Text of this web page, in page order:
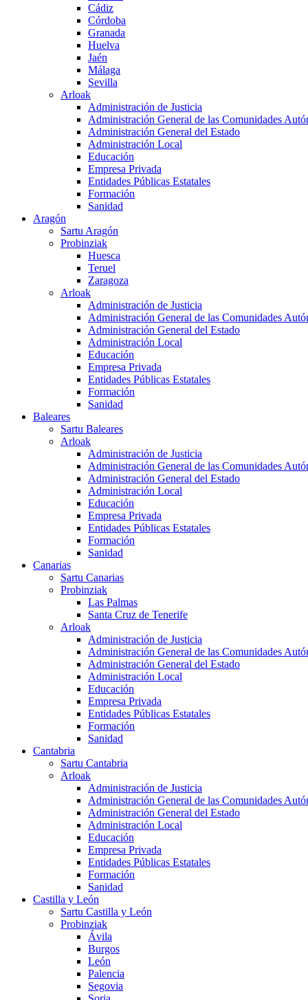
Cádiz
Córdoba
Granada
Huelva
Jaén
Málaga
Sevilla
Arloak
Administración de Justicia
Administración General de las Comunidades
Administración General del Estado
Administración Local
Educación
Empresa Privada
Entidades Públicas Estatales
Formación
Sanidad
Aragón
Sartu Aragón
Probinziak
Huesca
Teruel
Zaragoza
Arloak
Administración de Justicia
Administración General de las Comunidades
Administración General del Estado
Administración Local
Educación
Empresa Privada
Entidades Públicas Estatales
Formación
Sanidad
Baleares
Sartu Baleares
Arloak
Administración de Justicia
Administración General de las Comunidades
Administración General del Estado
Administración Local
Educación
Empresa Privada
Entidades Públicas Estatales
Formación
Sanidad
Canarias
Sartu Canarias
Probinziak
Las Palmas
Santa Cruz de Tenerife
Arloak
Administración de Justicia
Administración General de las Comunidades
Administración General del Estado
Administración Local
Educación
Empresa Privada
Entidades Públicas Estatales
Formación
Sanidad
Cantabria
Sartu Cantabria
Arloak
Administración de Justicia
Administración General de las Comunidades
Administración General del Estado
Administración Local
Educación
Empresa Privada
Entidades Públicas Estatales
Formación
Sanidad
Castilla y León
Sartu Castilla y León
Probinziak
Ávila
Burgos
León
Palencia
Segovia